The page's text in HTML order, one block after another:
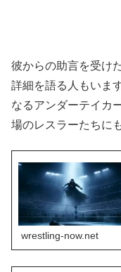
彼からの助言を受け
詳細を語る人もいま
なるアンダーテイカ
場のレスラーたちに
wrestling-now.net